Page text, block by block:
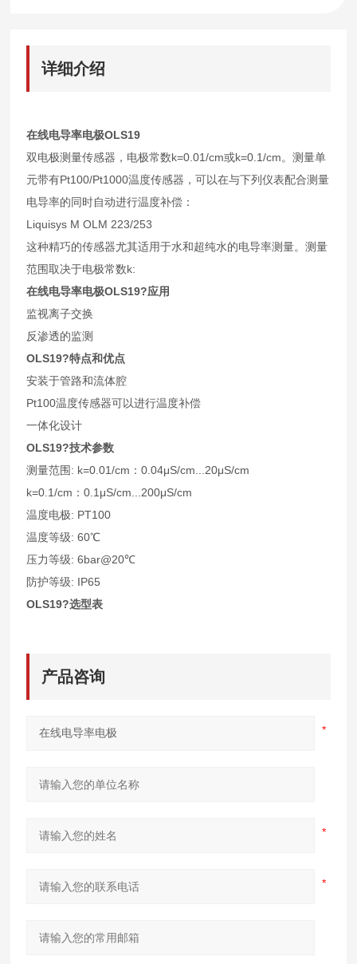
详细介绍
在线电导率电极OLS19
双电极测量传感器，电极常数k=0.01/cm或k=0.1/cm。测量单
元带有Pt100/Pt1000温度传感器，可以在与下列仪表配合测量
电导率的同时自动进行温度补偿：
Liquisys M OLM 223/253
这种精巧的传感器尤其适用于水和超纯水的电导率测量。测量
范围取决于电极常数k:
在线电导率电极OLS19?应用
监视离子交换
反渗透的监测
OLS19?特点和优点
安装于管路和流体腔
Pt100温度传感器可以进行温度补偿
一体化设计
OLS19?技术参数
测量范围: k=0.01/cm：0.04μS/cm...20μS/cm
k=0.1/cm：0.1μS/cm...200μS/cm
温度电极: PT100
温度等级: 60℃
压力等级: 6bar@20℃
防护等级: IP65
OLS19?选型表
产品咨询